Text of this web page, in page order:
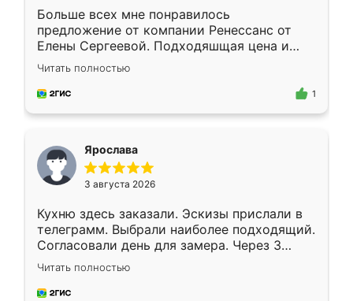
Больше всех мне понравилось
предложение от компании Ренессанс от
Елены Сергеевой. Подходяшщая цена и
короткие сроки изготовления. Приехавший
для замера сотрудник Владислав
предложил по моему эскизу самый
Читать полностью
1
Ярослава
3 августа 2026
Кухню здесь заказали. Эскизы прислали в
телеграмм. Выбрали наиболее подходящий.
Согласовали день для замера. Через 3
недели кухня была уже готова. Остались
довольны работой. Спасибо Ренессанс
мебель за качественную работу!
Читать полностью